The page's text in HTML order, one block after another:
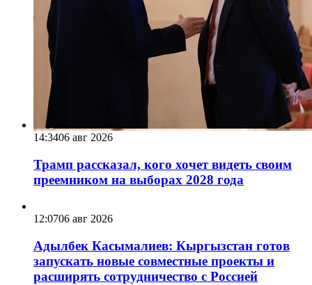
14:3406 авг 2026
Трамп рассказал, кого хочет видеть своим
преемником на выборах 2028 года
12:0706 авг 2026
Адылбек Касымалиев: Кыргызстан готов
запускать новые совместные проекты и
расширять сотрудничество с Россией